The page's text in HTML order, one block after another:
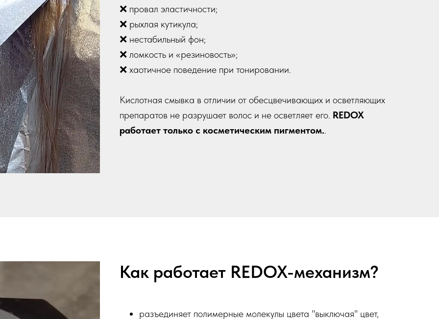
❌ провал эластичности;
❌ рыхлая кутикула;
❌ нестабильный фон;
❌ ломкость и «резиновость»;
❌ хаотичное поведение при тонировании.
Кислотная смывка в отличии от обесцвечивающих и осветляющих
препаратов не разрушает волос и не осветляет его. REDOX
работает только с косметическим пигментом..
Как работает REDOX-механизм?
разъединяет полимерные молекулы цвета "выключая" цвет,